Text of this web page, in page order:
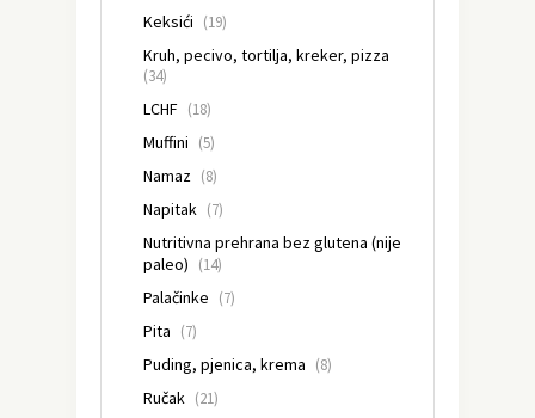
Keksići (19)
Kruh, pecivo, tortilja, kreker, pizza
(34)
LCHF (18)
Muffini (5)
Namaz (8)
Napitak (7)
Nutritivna prehrana bez glutena (nije
paleo) (14)
Palačinke (7)
Pita (7)
Puding, pjenica, krema (8)
Ručak (21)